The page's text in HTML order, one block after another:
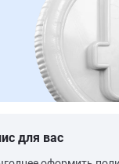
для вас